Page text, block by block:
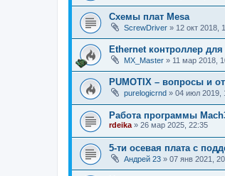
Схемы плат Mesa
ScrewDriver » 12 окт 2018,
Ethernet контроллер
MX_Master » 11 мар 2018,
PUMOTIX – вопросы и
purelogicrnd » 04 июл 2019,
Работа программы
rdeika » 26 мар 2025, 22:35
5-ти осевая плата с
Андрей 23 » 07 янв 2021,